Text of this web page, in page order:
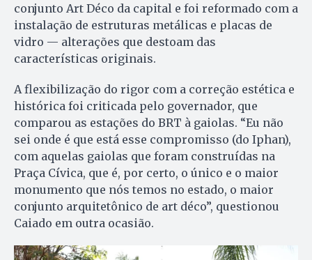
conjunto Art Déco da capital e foi reformado com a
instalação de estruturas metálicas e placas de
vidro — alterações que destoam das
características originais.
A flexibilização do rigor com a correção estética e
histórica foi criticada pelo governador, que
comparou as estações do BRT à gaiolas. “Eu não
sei onde é que está esse compromisso (do Iphan),
com aquelas gaiolas que foram construídas na
Praça Cívica, que é, por certo, o único e o maior
monumento que nós temos no estado, o maior
conjunto arquitetônico de art déco”, questionou
Caiado em outra ocasião.